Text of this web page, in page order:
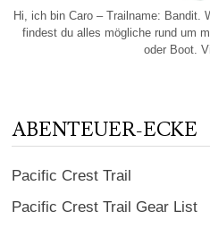
Hi, ich bin Caro – Trailname: Bandit.
findest du alles mögliche rund um
oder Boot.
ABENTEUER-ECKE
Pacific Crest Trail
Pacific Crest Trail Gear List